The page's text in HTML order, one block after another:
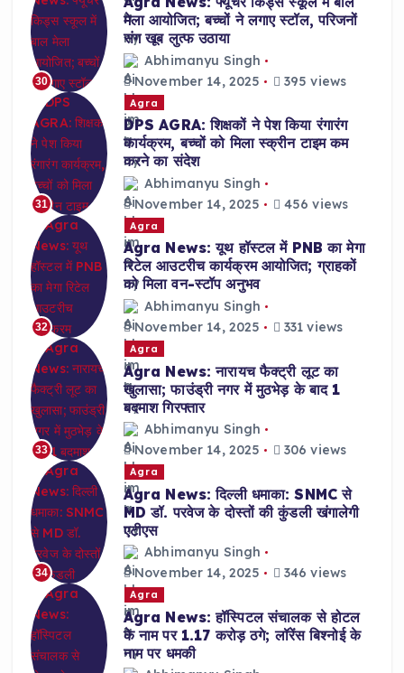
30
मेला आयोजित; बच्चों ने लगाए स्टॉल, परिजनों
संग खूब लुत्फ उठाया
Abhimanyu Singh
November 14, 2025
395 views
31
Agra
DPS AGRA: शिक्षकों ने पेश किया रंगारंग
कार्यक्रम, बच्चों को मिला स्क्रीन टाइम कम
करने का संदेश
Abhimanyu Singh
November 14, 2025
456 views
32
Agra
Agra News: यूथ हॉस्टल में PNB का मेगा
रिटेल आउटरीच कार्यक्रम आयोजित; ग्राहकों
को मिला वन-स्टॉप अनुभव
Abhimanyu Singh
November 14, 2025
331 views
33
Agra
Agra News: नारायच फैक्ट्री लूट का
खुलासा; फाउंड्री नगर में मुठभेड़ के बाद 1
बदमाश गिरफ्तार
Abhimanyu Singh
November 14, 2025
306 views
34
Agra
Agra News: दिल्ली धमाका: SNMC से
MD डॉ. परवेज के दोस्तों की कुंडली खंगालेगी
एटीएस
Abhimanyu Singh
November 14, 2025
346 views
Agra
Agra News: हॉस्पिटल संचालक से होटल
के नाम पर 1.17 करोड़ ठगे; लॉरेंस बिश्नोई के
नाम पर धमकी